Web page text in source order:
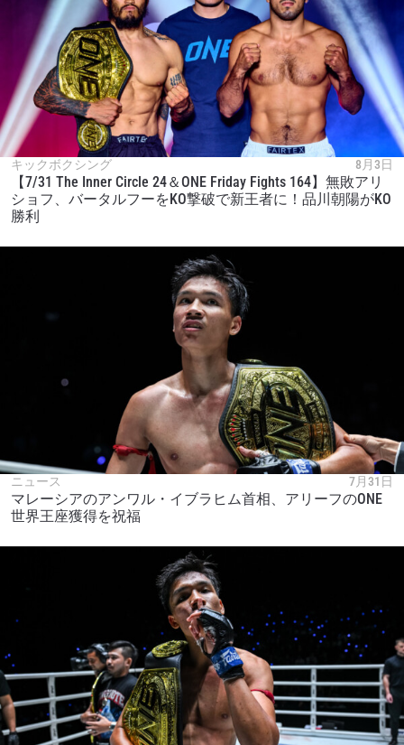
キックボクシング 8月3日
【7/31 The Inner Circle 24＆ONE Friday Fights 164】無敗アリ
ショフ、バータルフーをKO撃破で新王者に！品川朝陽がKO
勝利
ニュース 7月31日
マレーシアのアンワル・イブラヒム首相、アリーフのONE
世界王座獲得を祝福